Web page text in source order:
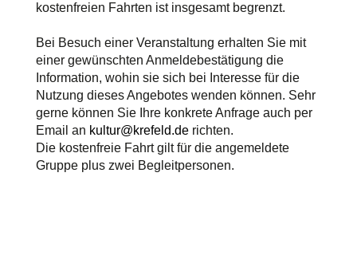
kostenfreien Fahrten ist insgesamt begrenzt.
Bei Besuch einer Veranstaltung erhalten Sie mit
einer gewünschten Anmeldebestätigung die
Information, wohin sie sich bei Interesse für die
Nutzung dieses Angebotes wenden können. Sehr
gerne können Sie Ihre konkrete Anfrage auch per
Email an kultur@krefeld.de richten.
Die kostenfreie Fahrt gilt für die angemeldete
Gruppe plus zwei Begleitpersonen.